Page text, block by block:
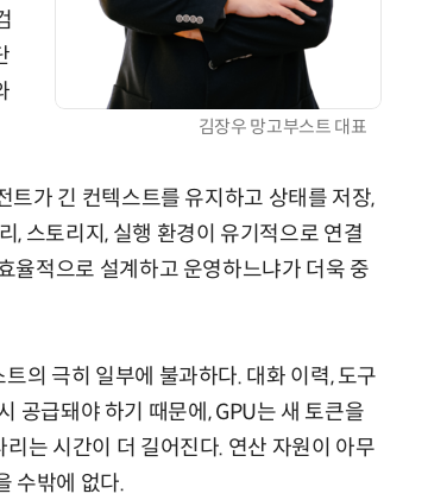
김장우 망고부스트 대표
트가 긴 컨텍스트를 유지하고 상태를 저장,
, 스토리지, 실행 환경이 유기적으로 연결
율적으로 설계하고 운영하느냐가 더욱 중
의 극히 일부에 불과하다. 대화 이력, 도구
공급돼야 하기 때문에, GPU는 새 토큰을
는 시간이 더 길어진다. 연산 자원이 아무
수밖에 없다.